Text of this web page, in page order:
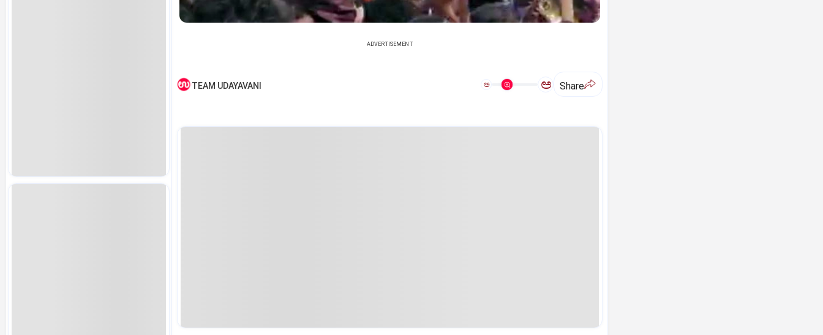
ADVERTISEMENT
TEAM UDAYAVANI ಅ ಅ Share